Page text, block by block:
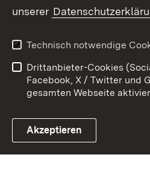
Link zum Landesportal
Kontakt
Barrierefreiheit
Impressum
unserer
Technisch notwendige
Drittanbieter-Cookies
Facebook, X / Twitter und
gesamten Webseite
Akzeptieren